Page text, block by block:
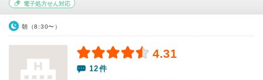
電子処方せん対応
朝（8:30〜）
4.31
12件